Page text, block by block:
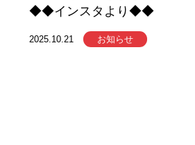
◆◆インスタより◆◆
2025.10.21 お知らせ